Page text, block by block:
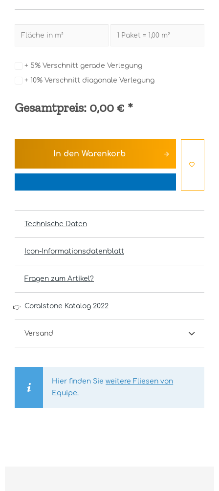
+ 5% Verschnitt gerade Verlegung
+ 10% Verschnitt diagonale Verlegung
Gesamtpreis: 0,00 € *
In den Warenkorb
Technische Daten
Icon-Informationsdatenblatt
Fragen zum Artikel?
👉 Coralstone Katalog 2022
Versand
Hier finden Sieweitere Fliesen von
Equipe.